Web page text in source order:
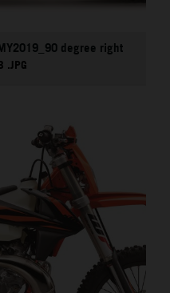
degree right
.JPG